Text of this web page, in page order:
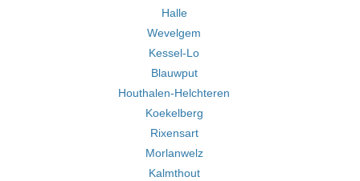
Halle
Wevelgem
Kessel-Lo
Blauwput
Houthalen-Helchteren
Koekelberg
Rixensart
Morlanwelz
Kalmthout